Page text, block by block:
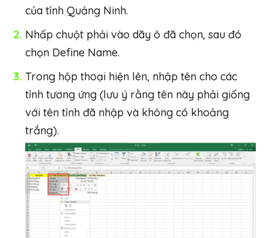
của tỉnh Quảng Ninh.
Nhấp chuột phải vào dãy ô đã chọn, sau đó
chọn Define Name.
Trong hộp thoại hiện lên, nhập tên cho các
tỉnh tương ứng (lưu ý rằng tên này phải giống
với tên tỉnh đã nhập và không có khoảng
trắng).